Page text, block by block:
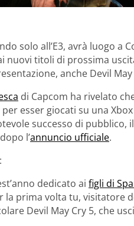
solo all’E3, avrà luogo a
nuovi titoli di prossima
anche Devil May
di Capcom ha rivelato
esser giocati su una
successo di
l’annuncio ufficiale.
dedicato ai figli di
la prima volta tu, visitatore
Devil May Cry 5, che